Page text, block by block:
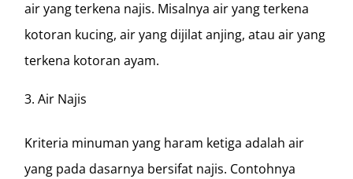
air yang terkena najis. Misalnya air yang terkena
kotoran kucing, air yang dijilat anjing, atau air yang
terkena kotoran ayam.
Air Najis
Kriteria minuman yang haram ketiga adalah air
yang pada dasarnya bersifat najis. Contohnya